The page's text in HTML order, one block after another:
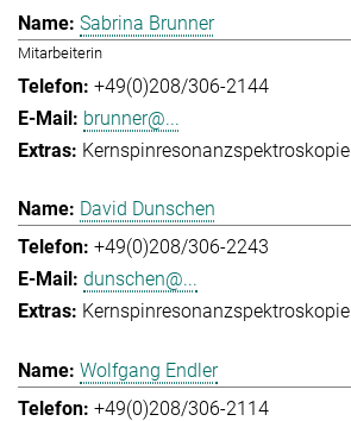
Sabrina Brunner
Mitarbeiterin
+49(0)208/306-2144
brunner@...
Kernspinresonanzspektroskopie
David Dunschen
+49(0)208/306-2243
dunschen@...
Kernspinresonanzspektroskopie
Wolfgang Endler
+49(0)208/306-2114